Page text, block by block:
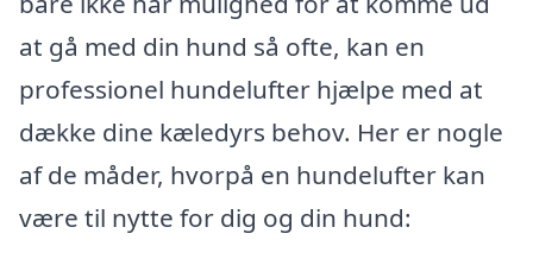
at gå med din hund så ofte, kan en
professionel hundelufter hjælpe med at
dække dine kæledyrs behov. Her er nogle
af de måder, hvorpå en hundelufter kan
være til nytte for dig og din hund: